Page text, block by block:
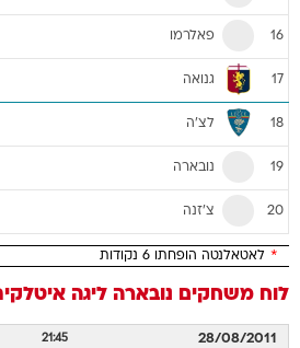
16 פאלרמו
17 גנואה
18 לצ'ה
19 נובארה
20 צ'זנה
* לאטאלנטה הופחתו 6 נקודות
לוח משחקים נובארה ליגה איטלקית
28/08/2011
21:45